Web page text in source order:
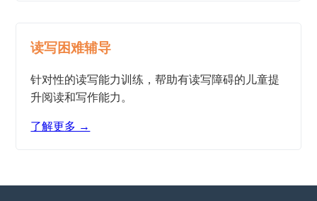
读写困难辅导
针对性的读写能力训练，帮助有读写障碍的儿童提
升阅读和写作能力。
了解更多 →